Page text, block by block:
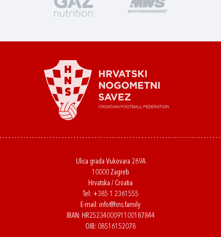
Ulica grada Vukovara 269A
10000 Zagreb
Hrvatska / Croatia
Tel: +385 1 2361555
E-mail: info@hns.family
IBAN: HR2523400091100187844
OIB: 08516152078